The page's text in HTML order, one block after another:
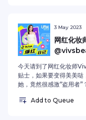
3 May 2023
网红化妆
今天请到了网红化妆师
贴士，如果要变得美美哒
她，竟然很感激“盗用者”
你的朋友分享，也记得
Add to Queue